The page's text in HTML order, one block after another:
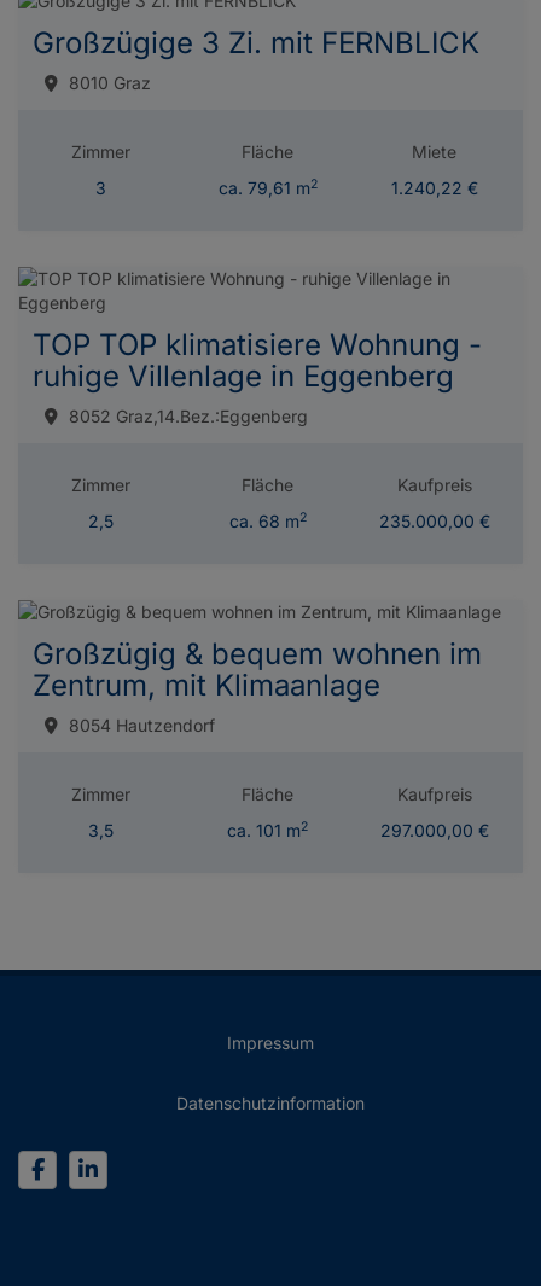
Großzügige 3 Zi. mit FERNBLICK
8010 Graz
Zimmer
3
Fläche
ca. 79,61 m2
Miete
1.240,22 €
TOP TOP klimatisiere Wohnung -
ruhige Villenlage in Eggenberg
8052 Graz,14.Bez.:Eggenberg
Zimmer
2,5
Fläche
ca. 68 m2
Kaufpreis
235.000,00 €
Großzügig & bequem wohnen im
Zentrum, mit Klimaanlage
8054 Hautzendorf
Zimmer
3,5
Fläche
ca. 101 m2
Kaufpreis
297.000,00 €
Impressum
Datenschutzinformation